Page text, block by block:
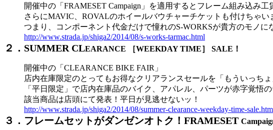
開催中の「FRAMESET Campaign」を適用するとフレーム組み込み工
さらにMAVIC、ROVALのホイールバウチャーチケットも付けちゃい
つまり、コンポーネント代金だけで憧れのS-WORKSが貴方のモノに
http://www.strada.jp/shiga2/2014/08/s-works-tarmac.html
２． SUMMER CLEARANCE ［WEEKDAY TIME］ SALE ！
開催中の「CLEARANCE BIKE FAIR」
店内在庫限定のとってもお得なクリアランスセールを「もういっちょ
「平日限定」で店内在庫品のバイク、アパレル、パーツが赤字覚悟
該当商品は店頭にて発表！平日が見逃せないッ！
http://www.strada.jp/shiga2/2014/08/summer-clearance-weekday-time-
３．フレームセットがダンゼンオトク！FRAMESET